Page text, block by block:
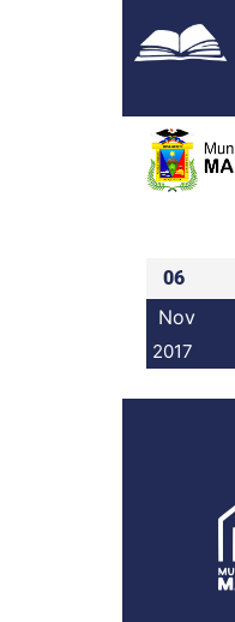
06
Nov
2017